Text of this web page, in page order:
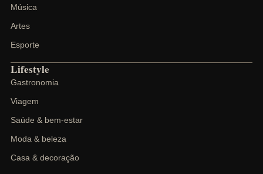
Música
Artes
Esporte
Lifestyle
Gastronomia
Viagem
Saúde & bem-estar
Moda & beleza
Casa & decoração